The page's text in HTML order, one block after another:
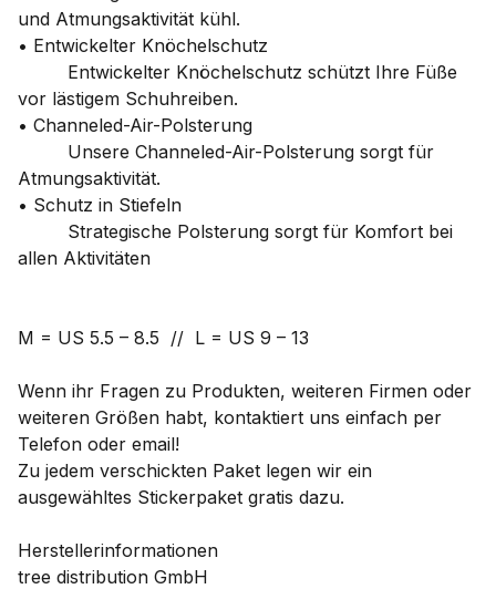
und Atmungsaktivität kühl.
• Entwickelter Knöchelschutz
Entwickelter Knöchelschutz schützt Ihre Füße
vor lästigem Schuhreiben.
• Channeled-Air-Polsterung
Unsere Channeled-Air-Polsterung sorgt für
Atmungsaktivität.
• Schutz in Stiefeln
Strategische Polsterung sorgt für Komfort bei
allen Aktivitäten
M = US 5.5 – 8.5 // L = US 9 – 13
Wenn ihr Fragen zu Produkten, weiteren Firmen oder
weiteren Größen habt, kontaktiert uns einfach per
Telefon oder email!
Zu jedem verschickten Paket legen wir ein
ausgewähltes Stickerpaket gratis dazu.
Herstellerinformationen
tree distribution GmbH